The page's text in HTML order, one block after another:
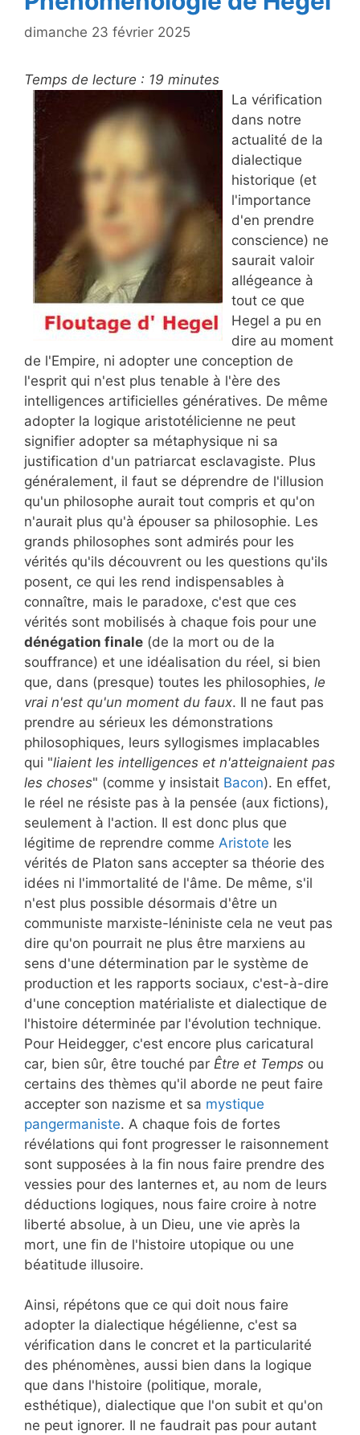
dimanche 23 février 2025
Temps de lecture : 19 minutes
La vérification
dans notre
actualité de la
dialectique
historique (et
l'importance
d'en prendre
conscience) ne
saurait valoir
allégeance à
tout ce que
Hegel a pu en
dire au moment
de l'Empire, ni adopter une conception de
l'esprit qui n'est plus tenable à l'ère des
intelligences artificielles génératives. De même
adopter la logique aristotélicienne ne peut
signifier adopter sa métaphysique ni sa
justification d'un patriarcat esclavagiste. Plus
généralement, il faut se déprendre de l'illusion
qu'un philosophe aurait tout compris et qu'on
n'aurait plus qu'à épouser sa philosophie. Les
grands philosophes sont admirés pour les
vérités qu'ils découvrent ou les questions qu'ils
posent, ce qui les rend indispensables à
connaître, mais le paradoxe, c'est que ces
vérités sont mobilisés à chaque fois pour une
dénégation finale (de la mort ou de la
souffrance) et une idéalisation du réel, si bien
que, dans (presque) toutes les philosophies, le
vrai n'est qu'un moment du faux. Il ne faut pas
prendre au sérieux les démonstrations
philosophiques, leurs syllogismes implacables
qui "liaient les intelligences et n'atteignaient pas
les choses" (comme y insistait Bacon). En effet,
le réel ne résiste pas à la pensée (aux fictions),
seulement à l'action. Il est donc plus que
légitime de reprendre comme Aristote les
vérités de Platon sans accepter sa théorie des
idées ni l'immortalité de l'âme. De même, s'il
n'est plus possible désormais d'être un
communiste marxiste-léniniste cela ne veut pas
dire qu'on pourrait ne plus être marxiens au
sens d'une détermination par le système de
production et les rapports sociaux, c'est-à-dire
d'une conception matérialiste et dialectique de
l'histoire déterminée par l'évolution technique.
Pour Heidegger, c'est encore plus caricatural
car, bien sûr, être touché par Être et Temps ou
certains des thèmes qu'il aborde ne peut faire
accepter son nazisme et sa mystique
pangermaniste. A chaque fois de fortes
révélations qui font progresser le raisonnement
sont supposées à la fin nous faire prendre des
vessies pour des lanternes et, au nom de leurs
déductions logiques, nous faire croire à notre
liberté absolue, à un Dieu, une vie après la
mort, une fin de l'histoire utopique ou une
béatitude illusoire.
Ainsi, répétons que ce qui doit nous faire
adopter la dialectique hégélienne, c'est sa
vérification dans le concret et la particularité
des phénomènes, aussi bien dans la logique
que dans l'histoire (politique, morale,
esthétique), dialectique que l'on subit et qu'on
ne peut ignorer. Il ne faudrait pas pour autant